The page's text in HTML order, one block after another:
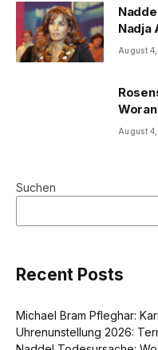
Nadja
August
August
Suchen
Recent Posts
Michael Bram Pfleghar:
Uhrenunstellung 2026: